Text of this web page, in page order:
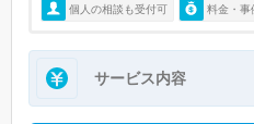
個人の相談も受付可 料金・事
サービス内容